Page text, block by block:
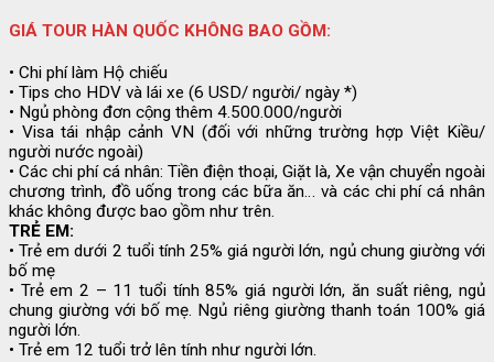
GIÁ TOUR HÀN QUỐC KHÔNG BAO GỒM:
• Chi phí làm Hộ chiếu
• Tips cho HDV và lái xe (6 USD/ người/ ngày *)
• Ngủ phòng đơn cộng thêm 4.500.000/người
• Visa tái nhập cảnh VN (đối với những trường hợp Việt Kiều/
người nước ngoài)
• Các chi phí cá nhân: Tiền điện thoại, Giặt là, Xe vận chuyển ngoài
chương trình, đồ uống trong các bữa ăn… và các chi phí cá nhân
khác không được bao gồm như trên.
TRẺ EM:
• Trẻ em dưới 2 tuổi tính 25% giá người lớn, ngủ chung giường với
bố mẹ
• Trẻ em 2 – 11 tuổi tính 85% giá người lớn, ăn suất riêng, ngủ
chung giường với bố mẹ. Ngủ riêng giường thanh toán 100% giá
người lớn.
• Trẻ em 12 tuổi trở lên tính như người lớn.